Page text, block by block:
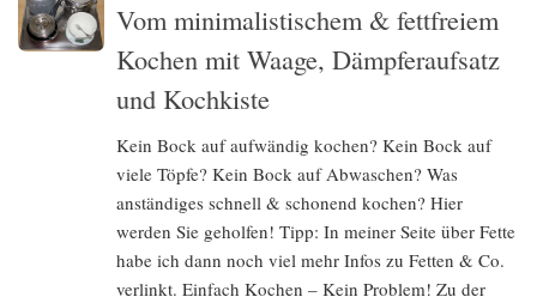
Vom minimalistischem & fettfreiem
Kochen mit Waage, Dämpferaufsatz
und Kochkiste
Kein Bock auf aufwändig kochen? Kein Bock auf
viele Töpfe? Kein Bock auf Abwaschen? Was
anständiges schnell & schonend kochen? Hier
werden Sie geholfen! Tipp: In meiner Seite über Fette
habe ich dann noch viel mehr Infos zu Fetten & Co.
verlinkt. Einfach Kochen – Kein Problem! Zu der